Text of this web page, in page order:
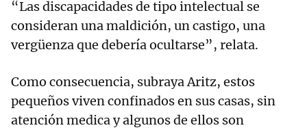
“Las discapacidades de tipo intelectual se
consideran una maldición, un castigo, una
vergüenza que debería ocultarse”, relata.
Como consecuencia, subraya Aritz, estos
pequeños viven confinados en sus casas, sin
atención medica y algunos de ellos son